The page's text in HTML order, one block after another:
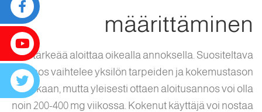
määrittäminen
On tärkeää aloittaa oikealla annoksella. Suositeltava
annos vaihtelee yksilön tarpeiden ja kokemustason
mukaan, mutta yleisesti ottaen aloitusannos voi olla
noin 200-400 mg viikossa. Kokenut käyttäjä voi nostaa